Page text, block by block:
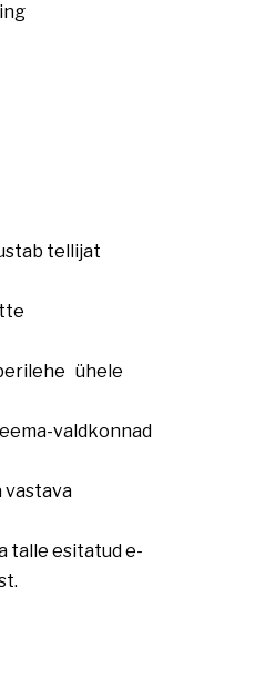
tellijat
ühele
valdkonnad
talle esitatud e-